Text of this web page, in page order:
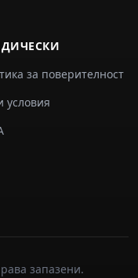
за поверителност
запазени.